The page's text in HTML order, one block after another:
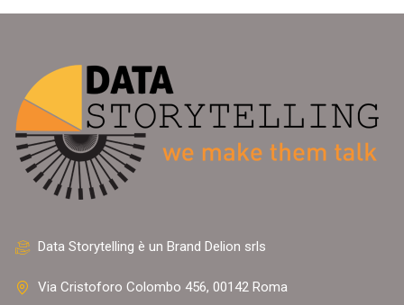
Data Storytelling è un Brand Delion srls
Via Cristoforo Colombo 456, 00142 Roma